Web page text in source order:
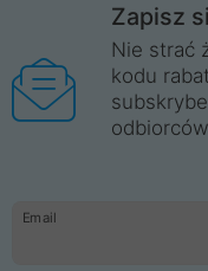
Zapisz
Nie strać
kodu
Email